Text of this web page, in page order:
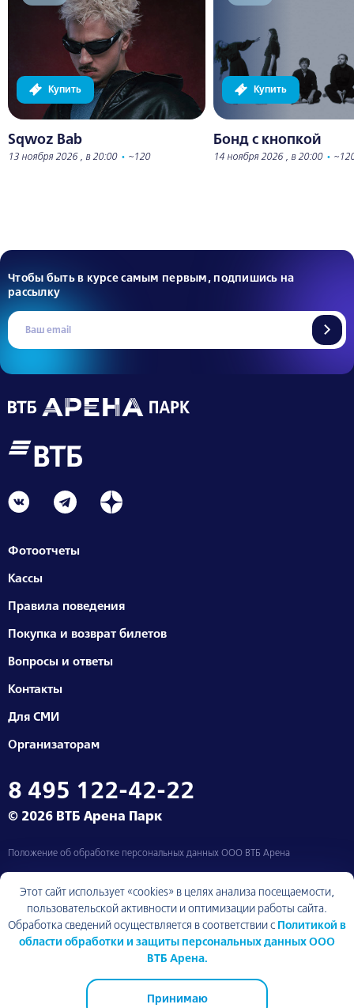
Sqwoz Bab
13 ноября 2026 , в 20:00 • ~120
Купить
Бонд с кнопкой
14 ноября 2026 , в 20:00 •
Купить
Чтобы быть в курсе самым первым, подпишись на
рассылку
Фотоотчеты
Кассы
Правила поведения
Покупка и возврат билетов
Вопросы и ответы
Контакты
Для СМИ
Организаторам
8 495 122-42-22
© 2026 ВТБ Арена Парк
Положение об обработке персональных данных ООО ВТБ Арена
Вернуться к началу
Этот сайт использует «cookies» в целях анализа посещаемости,
пользовательской активности и оптимизации работы сайта.
Обработка сведений осуществляется в соответствии с Политикой в
области обработки и защиты персональных данных ООО
ВТБ Арена.
Принимаю